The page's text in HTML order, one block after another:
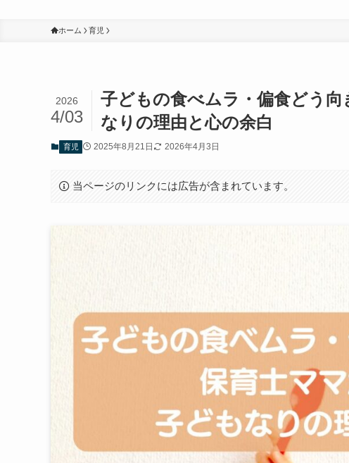
ホーム 育児
子どもの食べムラ・偏食どう
なりの理由と心の余白
2026
4/03
育児 2025年8月21日 2026年4月3日
当ページのリンクには広告が含まれています。